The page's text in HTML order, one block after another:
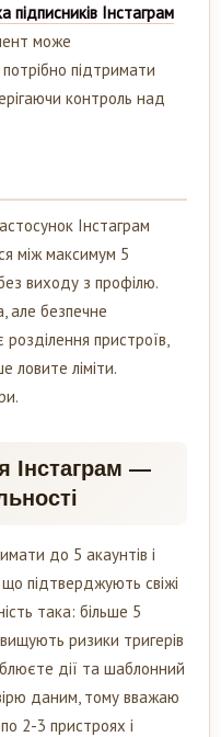
підписників Інстаграм
може
підтримати
контроль над
Інстаграм
між максимум 5
виходу з профілю.
але безпечне
розділення пристроїв,
ловите ліміти.
Інстаграм —
до 5 акаунтів і
підтверджують свіжі
така: більше 5
ризики тригерів
дії та шаблонний
даним, тому вважаю
2-3 пристроях і